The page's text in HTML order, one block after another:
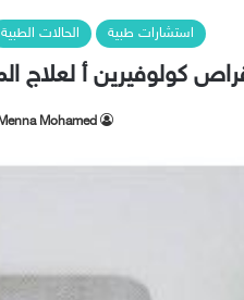
استشارات طبية الحالات الطبية
كولوفيرين أ لعلاج
Mohamed